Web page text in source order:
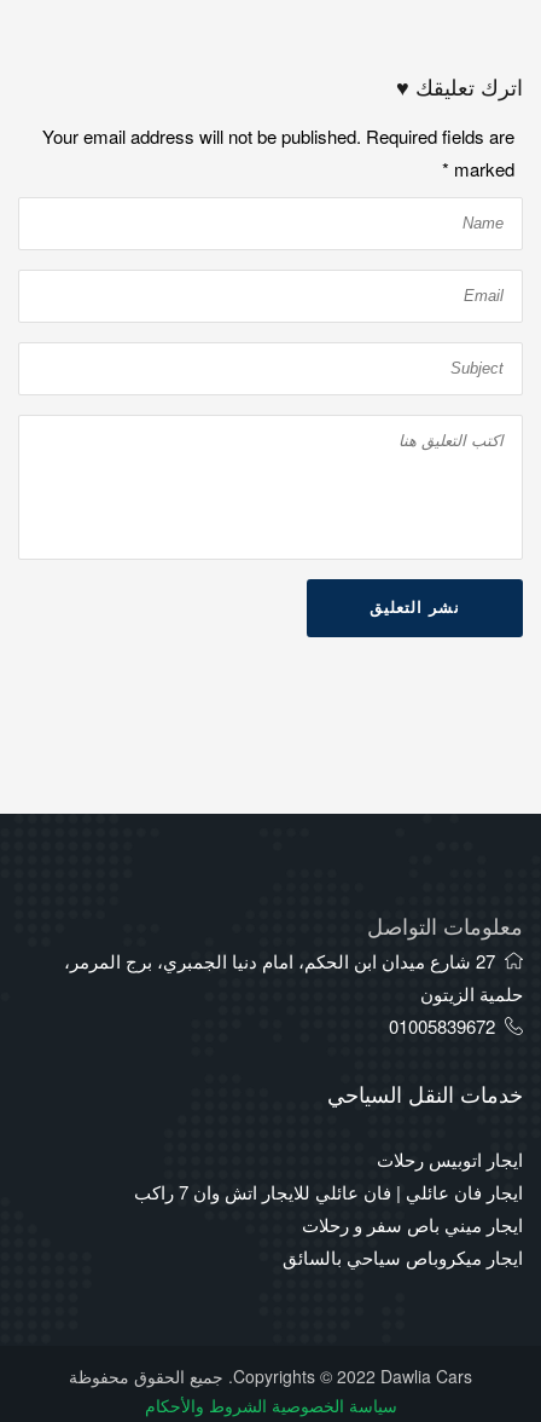
اترك تعليقك ♥
Your email address will not be published. Required fields are
marked
*
نشر التعليق
معلومات التواصل
27 شارع ميدان ابن الحكم، امام دنيا الجمبري، برج المرمر،
حلمية الزيتون
01005839672
خدمات النقل السياحي
ايجار اتوبيس رحلات
ايجار فان عائلي | فان عائلي للايجار اتش وان 7 راكب
ايجار ميني باص سفر و رحلات
ايجار ميكروباص سياحي بالسائق
Copyrights © 2022 Dawlia Cars. جميع الحقوق محفوظة
سياسة الخصوصية الشروط والأحكام